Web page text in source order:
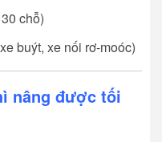
chỗ)
buýt, xe nối rơ-moóc)
nâng được tối